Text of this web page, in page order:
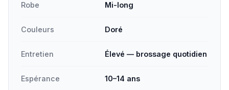
Robe Mi-long
Couleurs Doré
Entretien Élevé — brossage quotidien
Espérance 10–14 ans